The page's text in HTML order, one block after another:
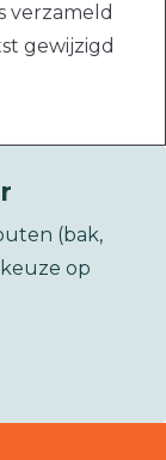
verzameld
gewijzigd
(bak,
op